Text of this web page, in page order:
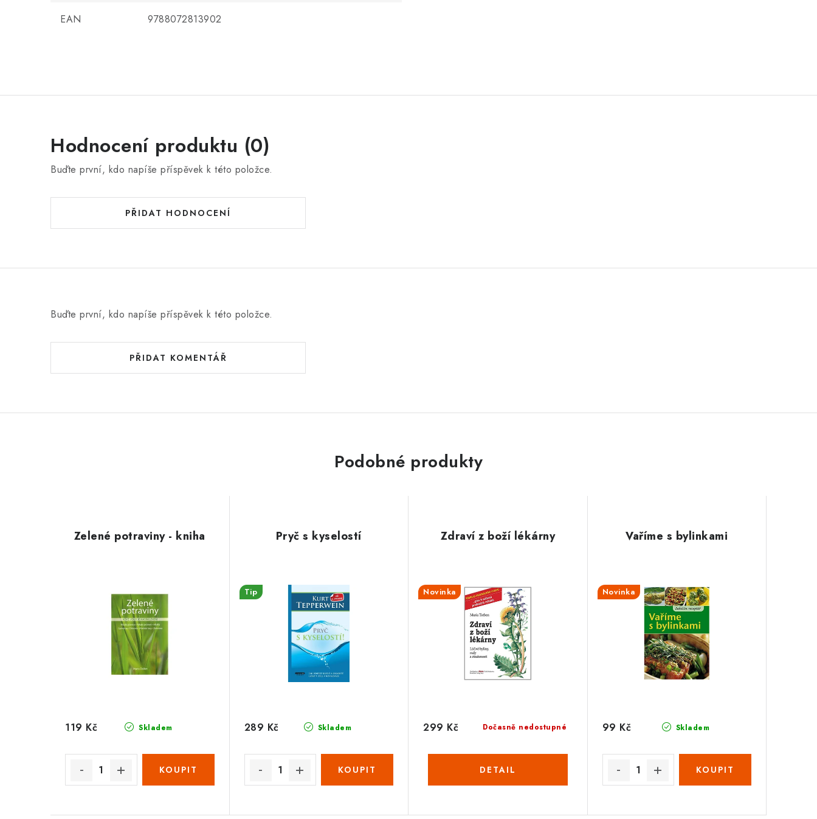
EAN 9788072813902
Hodnocení produktu (0)
Buďte první, kdo napíše příspěvek k této položce.
PŘIDAT HODNOCENÍ
Buďte první, kdo napíše příspěvek k této položce.
PŘIDAT KOMENTÁŘ
Podobné produkty
Zelené potraviny - kniha
Skladem
119 Kč
Pryč s kyselostí
Tip
Skladem
289 Kč
Zdraví z boží lékárny
Novinka
Dočasně nedostupné
299 Kč
Vaříme s bylinkami
Novinka
Skladem
99 Kč